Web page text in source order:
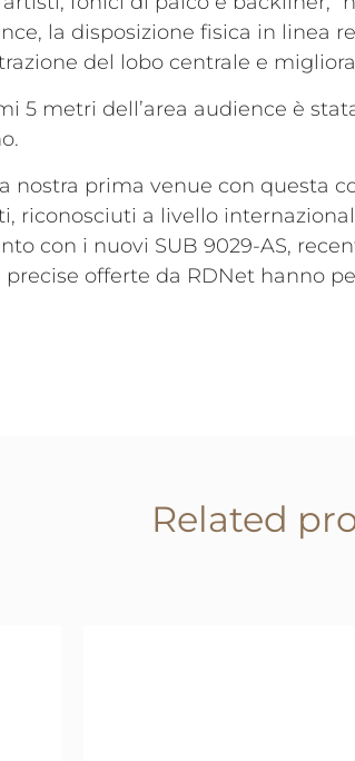
la disposizione fisica in
del lobo centrale e
5 metri dell’area audience è
nostra prima venue con questa
riconosciuti a livello
con i nuovi SUB 9029-AS,
offerte da RDNet hanno
Related